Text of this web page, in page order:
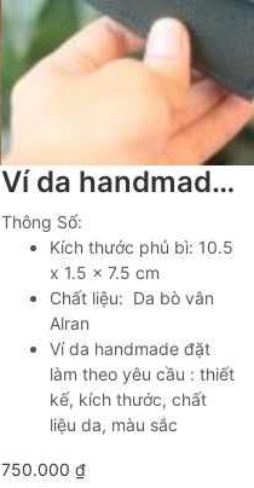
Ví da handmade đựng thẻ nhỏ gọn tiện lợi VDNT14
Thông Số:
Kích thước phủ bì: 10.5
x 1.5 x 7.5 cm
Chất liệu: Da bò vân
Alran
Ví da handmade đặt
làm theo yêu cầu : thiết
kế, kích thước, chất
liệu da, màu sắc
750.000 ₫